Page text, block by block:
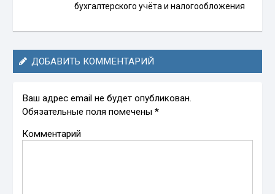
бухгалтерского учёта и налогообложения
ДОБАВИТЬ КОММЕНТАРИЙ
Ваш адрес email не будет опубликован.
Обязательные поля помечены*
Комментарий